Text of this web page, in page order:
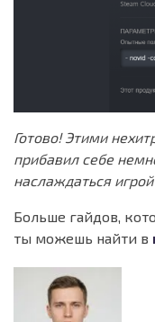
Готово! Этими
прибавил себе
наслаждаться
Больше гайдов,
ты можешь найти в